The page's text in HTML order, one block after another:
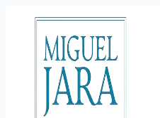
contenido